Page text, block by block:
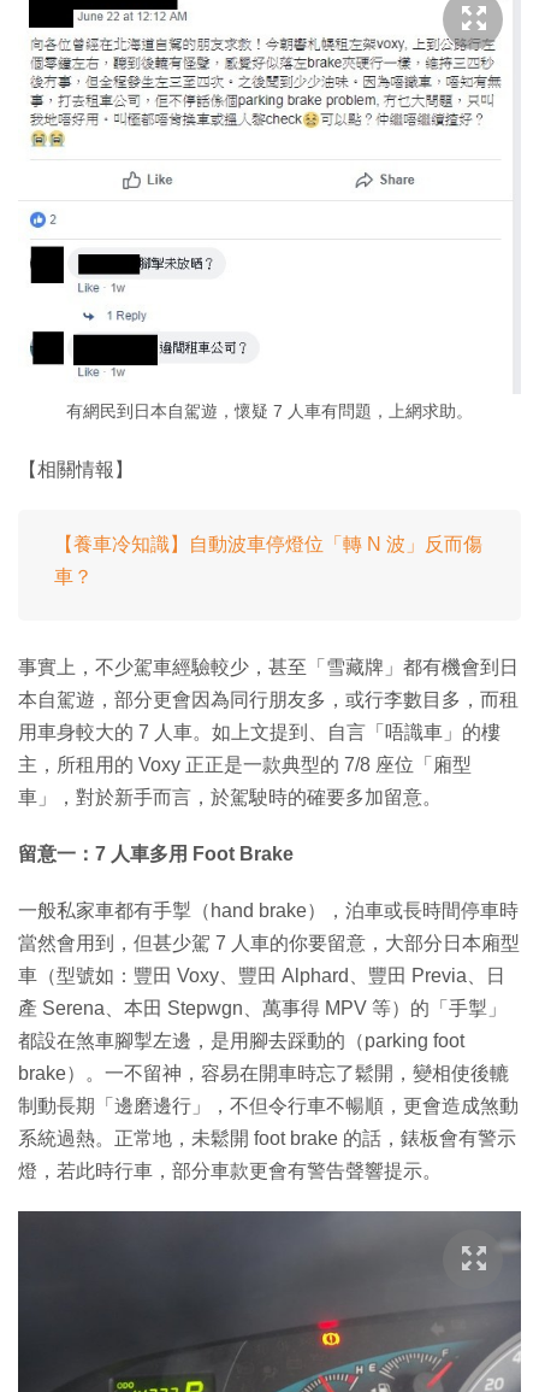
有網民到日本自駕遊，懷疑 7 人車有問題，上網求助。
【相關情報】
【養車冷知識】自動波車停燈位「轉 N 波」反而傷
車？
事實上，不少駕車經驗較少，甚至「雪藏牌」都有機會到日
本自駕遊，部分更會因為同行朋友多，或行李數目多，而租
用車身較大的 7 人車。如上文提到、自言「唔識車」的樓
主，所租用的 Voxy 正正是一款典型的 7/8 座位「廂型
車」，對於新手而言，於駕駛時的確要多加留意。
留意一：7 人車多用 Foot Brake
一般私家車都有手掣（hand brake），泊車或長時間停車時
當然會用到，但甚少駕 7 人車的你要留意，大部分日本廂型
車（型號如：豐田 Voxy、豐田 Alphard、豐田 Previa、日
產 Serena、本田 Stepwgn、萬事得 MPV 等）的「手掣」
都設在煞車腳掣左邊，是用腳去踩動的（parking foot
brake）。一不留神，容易在開車時忘了鬆開，變相使後轆
制動長期「邊磨邊行」，不但令行車不暢順，更會造成煞動
系統過熱。正常地，未鬆開 foot brake 的話，錶板會有警示
燈，若此時行車，部分車款更會有警告聲響提示。